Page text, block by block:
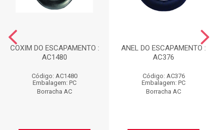
COXIM DO ESCAPAMENTO :
AC1480
Código: AC1480
Embalagem: PC
Borracha AC
ANEL DO ESCAPAMENTO :
AC376
Código: AC376
Embalagem: PC
Borracha AC